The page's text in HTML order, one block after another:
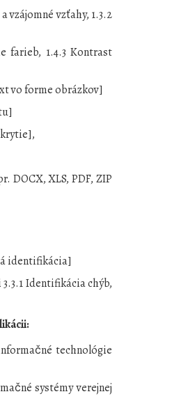
vzťahy, 1.3.2
farieb, 1.4.3 Kontrast
vo forme obrázkov]
XLS, PDF, ZIP
identifikácia]
Identifikácia chýb,
technológie
systémy verejnej